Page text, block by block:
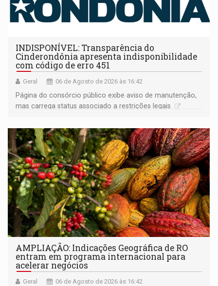
INDISPONÍVEL: Transparência do
Cinderondônia apresenta indisponibilidade
com código de erro 451
Geral 06 de Agosto de 2026 às 16:42
Página do consórcio público exibe aviso de manutenção,
mas carrega status associado a restrições legais
AMPLIAÇÃO: Indicações Geográfica de RO
entram em programa internacional para
acelerar negócios
Geral 06 de Agosto de 2026 às 16:42